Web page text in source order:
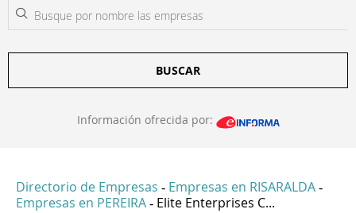
BUSCAR
Información ofrecida por:
Directorio de Empresas - Empresas en RISARALDA -
Empresas en PEREIRA - Elite Enterprises C...